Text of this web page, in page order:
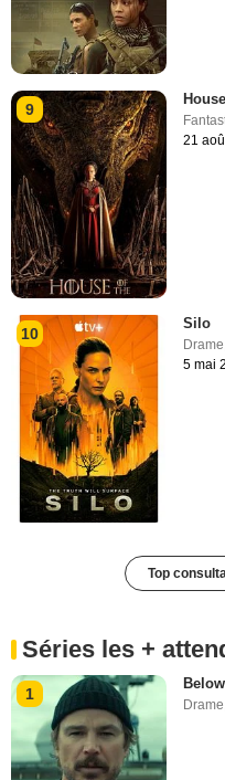
9
21
10
Silo
Drame
5 mai
Top
Séries les +
1
Below
Drame